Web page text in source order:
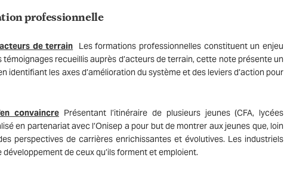
professionnelle
de terrain
Les formations professionnelles constituent un enjeu
recueillis auprès d’acteurs de terrain, cette note présente un
identifiant les axes d’amélioration du système et des leviers d’action pour
convaincre Présentant l’itinéraire de plusieurs jeunes (CFA, lycées
en partenariat avec l’Onisep a pour but de montrer aux jeunes que, loin
perspectives de carrières enrichissantes et évolutives. Les industriels
de ceux qu’ils forment et emploient.